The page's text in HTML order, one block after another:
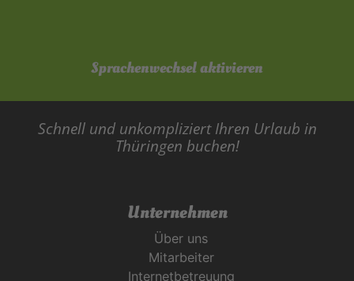
Sprachenwechsel aktivieren
Schnell und unkompliziert Ihren Urlaub in
Thüringen buchen!
Unternehmen
Über uns
Mitarbeiter
Internetbetreuung